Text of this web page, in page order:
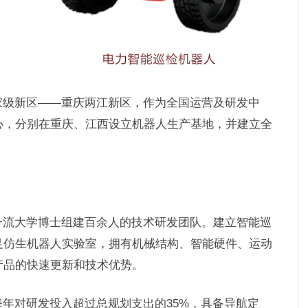
新区——重庆两江新区，作为全国运营及研发中
分别在重庆、江西设立机器人生产基地，并建立全
大学博士组建百余人的技术研发团队。建立智能巡
生机器人实验室，拥有机械结构、智能硬件、运动
的快速更新和技术优势。
对研发投入超过总规划支出的35%，具备导航定